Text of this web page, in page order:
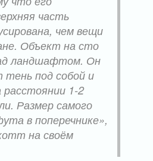
часть
чем вещи
Объект на сто
ландшафтом. Он
под собой и
1-2
Размер самого
в поперечнике»,
на своём